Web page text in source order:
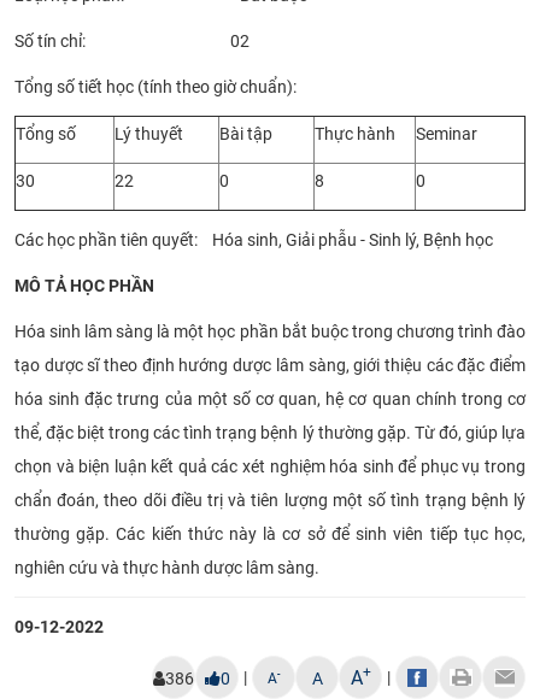
Số tín chỉ: 02
Tổng số tiết học (tính theo giờ chuẩn):
Tổng số Lý thuyết Bài tập Thực hành Seminar
30 22 0 8 0
Các học phần tiên quyết: Hóa sinh, Giải phẫu - Sinh lý, Bệnh học
MÔ TẢ HỌC PHẦN
Hóa sinh lâm sàng là một học phần bắt buộc trong chương trình đào
tạo dược sĩ theo định hướng dược lâm sàng, giới thiệu các đặc điểm
hóa sinh đặc trưng của một số cơ quan, hệ cơ quan chính trong cơ
thể, đặc biệt trong các tình trạng bệnh lý thường gặp. Từ đó, giúp lựa
chọn và biện luận kết quả các xét nghiệm hóa sinh để phục vụ trong
chẩn đoán, theo dõi điều trị và tiên lượng một số tình trạng bệnh lý
thường gặp. Các kiến thức này là cơ sở để sinh viên tiếp tục học,
nghiên cứu và thực hành dược lâm sàng.
09-12-2022
386 0 | A- A A+ |